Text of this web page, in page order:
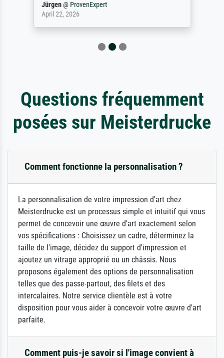
Jürgen@ ProvenExpert
April 22, 2026
Questions fréquemment
posées sur Meisterdrucke
Comment fonctionne la personnalisation ?
La personnalisation de votre impression d'art chez
Meisterdrucke est un processus simple et intuitif qui vous
permet de concevoir une œuvre d'art exactement selon
vos spécifications : Choisissez un cadre, déterminez la
taille de l'image, décidez du support d'impression et
ajoutez un vitrage approprié ou un châssis. Nous
proposons également des options de personnalisation
telles que des passe-partout, des filets et des
intercalaires. Notre service clientèle est à votre
disposition pour vous aider à concevoir votre œuvre d'art
parfaite.
Comment puis-je savoir si l'image convient à